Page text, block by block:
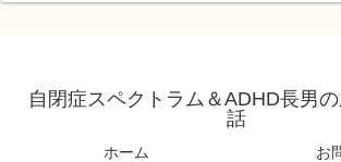
自閉症スペクトラム＆ADHD長男
話
ホーム
お